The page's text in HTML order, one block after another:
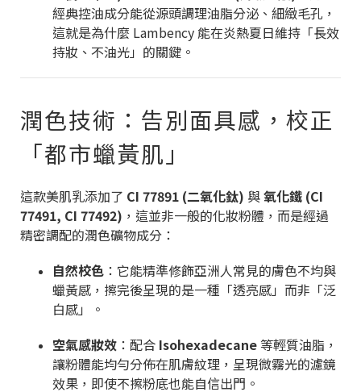
經典控油成分能從源頭調理油脂分泌、細緻毛孔，
這就是為什麼 Lambency 能在炎熱夏日維持「長效
持妝、不油光」的關鍵。
潤色技術：告別面具感，校正
「都市蠟黃肌」
這款美肌乳添加了 CI 77891 (二氧化鈦) 與氧化鐵 (CI
77491, CI 77492) ，這並非一般的化妝粉體，而是經過
精密調配的潤色礦物成分：
自然校色 ：它能精準修飾亞洲人常見的膚色不均與
蠟黃感，擦完後呈現的是一種「透亮感」而非「泛
白感」。
空氣感妝效 ：配合 Isohexadecane 等輕質油脂，
讓粉體能均勻分佈在肌膚紋理，呈現微霧光的濾鏡
效果，即使不擦粉底也能自信出門。